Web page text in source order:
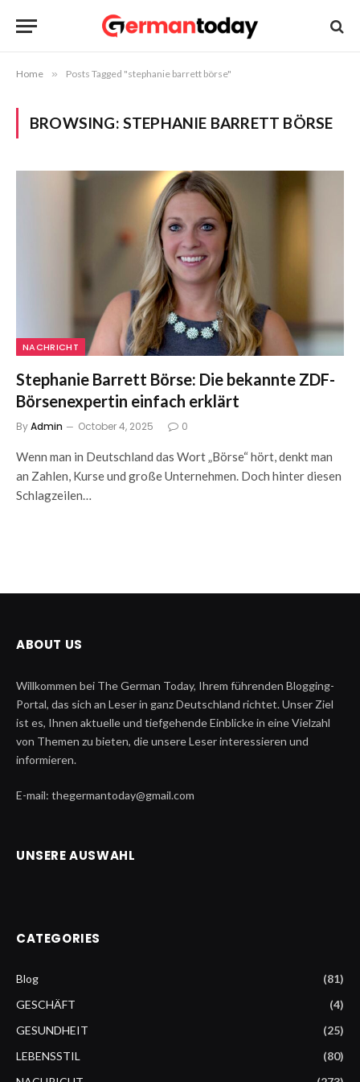
Home » Posts Tagged "stephanie barrett börse"
BROWSING: STEPHANIE BARRETT BÖRSE
NACHRICHT
Stephanie Barrett Börse: Die bekannte ZDF-
Börsenexpertin einfach erklärt
ByAdmin October 4, 2025 0
Wenn man in Deutschland das Wort „Börse“ hört, denkt man
an Zahlen, Kurse und große Unternehmen. Doch hinter diesen
Schlagzeilen…
ABOUT US
Willkommen bei The German Today, Ihrem führenden Blogging-
Portal, das sich an Leser in ganz Deutschland richtet. Unser Ziel
ist es, Ihnen aktuelle und tiefgehende Einblicke in eine Vielzahl
von Themen zu bieten, die unsere Leser interessieren und
informieren.
E-mail: thegermantoday@gmail.com
UNSERE AUSWAHL
CATEGORIES
Blog
(81)
GESCHÄFT
(4)
GESUNDHEIT
(25)
LEBENSSTIL
(80)